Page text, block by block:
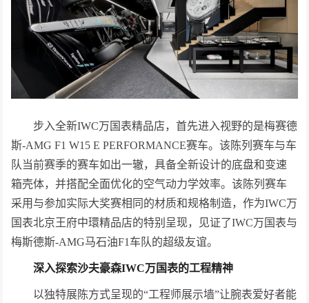
步入全新IWC万国表精品店，首先进入视野的是梅赛德
斯-AMG F1 W15 E PERFORMANCE赛车。该陈列赛车与车
队当前赛季的赛车如出一辙，具备全新设计的底盘和变速
箱壳体，并搭配全面优化的空气动力学效率。该陈列赛车
采用与参加实际大奖赛相同的材质和规格制造，作为IWC万
国表北京王府中環精品店的特别呈现，见证了IWC万国表与
梅斯德斯-AMG马石油F1车队的超级友谊。
深入探索沙夫豪森IWC万国表的工程精神
以独特展陈方式呈现的“工程师展示墙”让腕表爱好者能